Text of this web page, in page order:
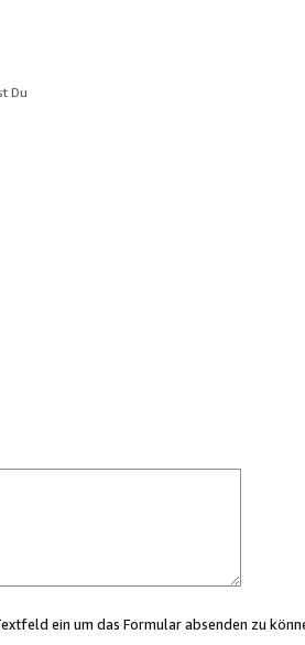
Du
ein um das Formular absenden zu